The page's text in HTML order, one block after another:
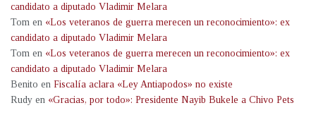
candidato a diputado Vladimir Melara
Tom en «Los veteranos de guerra merecen un reconocimiento»: ex
candidato a diputado Vladimir Melara
Tom en «Los veteranos de guerra merecen un reconocimiento»: ex
candidato a diputado Vladimir Melara
Benito en Fiscalía aclara «Ley Antiapodos» no existe
Rudy en «Gracias, por todo»: Presidente Nayib Bukele a Chivo Pets